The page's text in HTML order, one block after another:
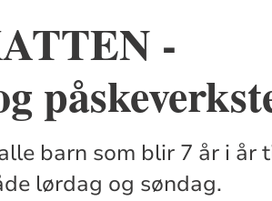
-
barn som blir 7 år i år
lørdag og søndag.